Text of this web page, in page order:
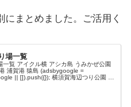
まとめました。ご活用く
場一覧
一覧 アイクル横 アシカ島 うみかぜ公園
浦賀港 猿島 (adsbygoogle =
|| []).push({}); 横須賀海辺つり公園 横